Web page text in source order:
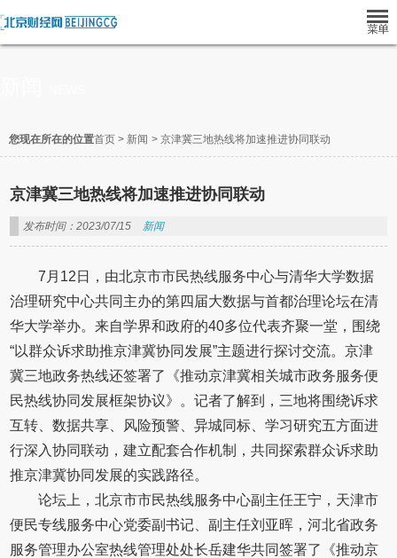
您现在所在的位置首页 > 新闻 > 京津冀三地热线将加速推进协同联动
京津冀三地热线将加速推进协同联动
发布时间：2023/07/15 新闻
7月12日，由北京市市民热线服务中心与清华大学数据
治理研究中心共同主办的第四届大数据与首都治理论坛在清
华大学举办。来自学界和政府的40多位代表齐聚一堂，围绕
“以群众诉求助推京津冀协同发展”主题进行探讨交流。京津
冀三地政务热线还签署了《推动京津冀相关城市政务服务便
民热线协同发展框架协议》。记者了解到，三地将围绕诉求
互转、数据共享、风险预警、异城同标、学习研究五方面进
行深入协同联动，建立配套合作机制，共同探索群众诉求助
推京津冀协同发展的实践路径。
论坛上，北京市市民热线服务中心副主任王宁，天津市
便民专线服务中心党委副书记、副主任刘亚晖，河北省政务
服务管理办公室热线管理处处长岳建华共同签署了《推动京